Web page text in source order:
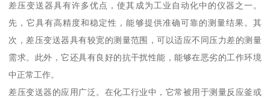
差压变送器具有许多优点，使其成为工业自动化中的仪器之一。
先，它具有高精度和稳定性，能够提供准确可靠的测量结果。其
次，差压变送器具有较宽的测量范围，可以适应不同压力差的测量
需求。此外，它还具有良好的抗干扰性能，能够在恶劣的工作环境
中正常工作。
差压变送器的应用广泛。在化工行业中，它常被用于测量反应釜或